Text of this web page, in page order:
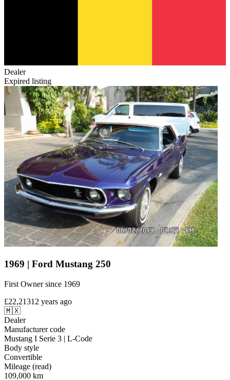
Dealer
Expired listing
1969 | Ford Mustang 250
First Owner since 1969
£22,21312 years ago
🇲🇽
Dealer
Manufacturer code
Mustang I Serie 3 | L-Code
Body style
Convertible
Mileage (read)
109,000 km